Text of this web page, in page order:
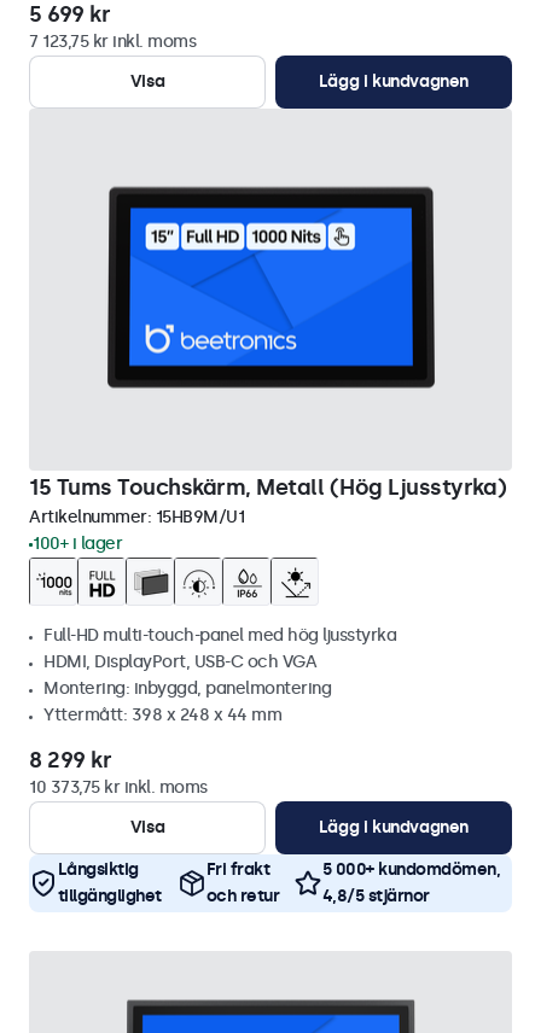
5 699 kr
7 123,75 kr inkl. moms
Visa
Lägg i kundvagnen
15 Tums Touchskärm, Metall (Hög Ljusstyrka)
Artikelnummer: 15HB9M/U1
100+ i lager
Full-HD multi-touch-panel med hög ljusstyrka
HDMI, DisplayPort, USB-C och VGA
Montering: inbyggd, panelmontering
Yttermått: 398 x 248 x 44 mm
8 299 kr
10 373,75 kr inkl. moms
Visa
Lägg i kundvagnen
Långsiktig
tillgänglighet
Fri frakt
och retur
5 000+ kundomdömen,
4,8/5 stjärnor